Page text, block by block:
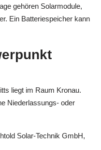
gehören Solarmodule,
Ein Batteriespeicher kann
liegt im Raum Kronau.
Niederlassungs- oder
Solar-Technik GmbH,